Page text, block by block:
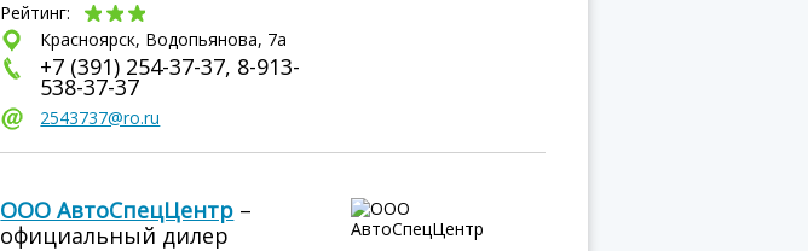
Рейтинг:
Красноярск, Водопьянова, 7а
+7 (391) 254-37-37, 8-913-
538-37-37
2543737@ro.ru
ООО АвтоСпецЦентр –
официальный дилер